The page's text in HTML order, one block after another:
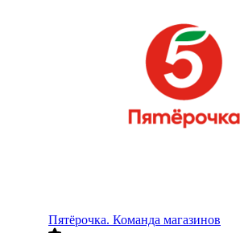
Пятёрочка. Команда магазинов